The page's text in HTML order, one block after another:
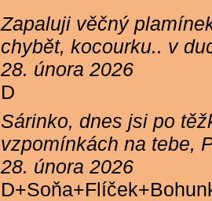
Zapaluji věčný
chybět, kocourku.. v
28. února 2026
D
Sárinko, dnes jsi po
vzpomínkách na tebe,
28. února 2026